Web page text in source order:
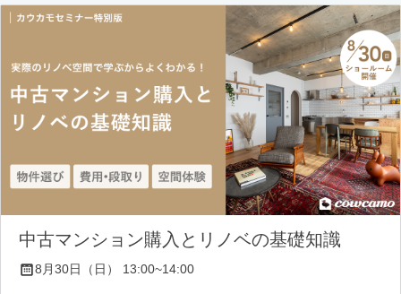
中古マンション購入とリノベの基礎知識
8月30日（日） 13:00~14:00